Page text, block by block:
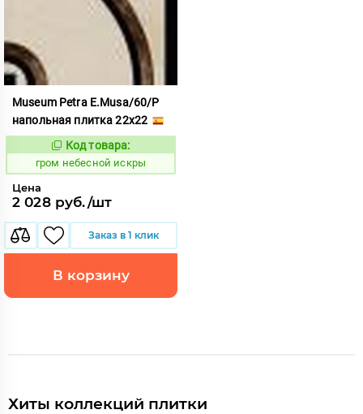
Museum Petra E.Musa/60/P
напольная плитка 22x22
351659
Код товара:
гром небесной искры
Цена
2 028 руб./шт
Заказ в 1 клик
В корзину
Хиты коллекций плитки